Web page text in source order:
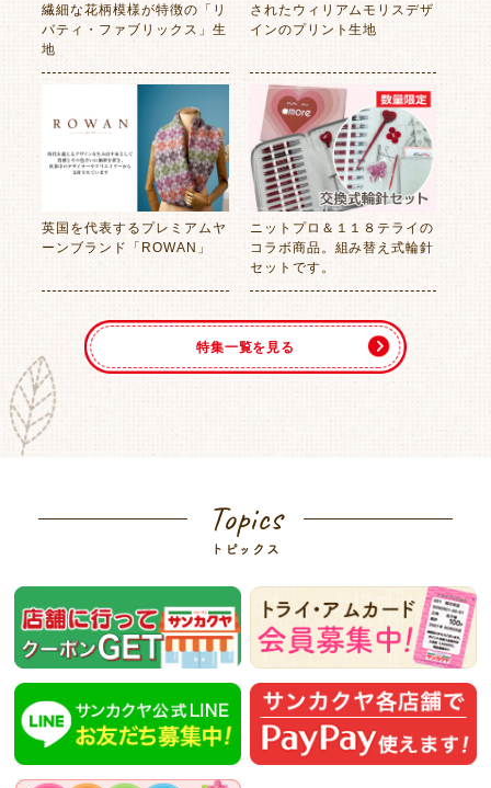
繊細な花柄模様が特徴の「リ
バティ・ファブリックス」生
地
されたウィリアムモリスデザ
インのプリント生地
英国を代表するプレミアムヤ
ーンブランド「ROWAN」
ニットプロ＆１１８テライの
コラボ商品。組み替え式輪針
セットです。
特集一覧を見る
Topics
トピックス